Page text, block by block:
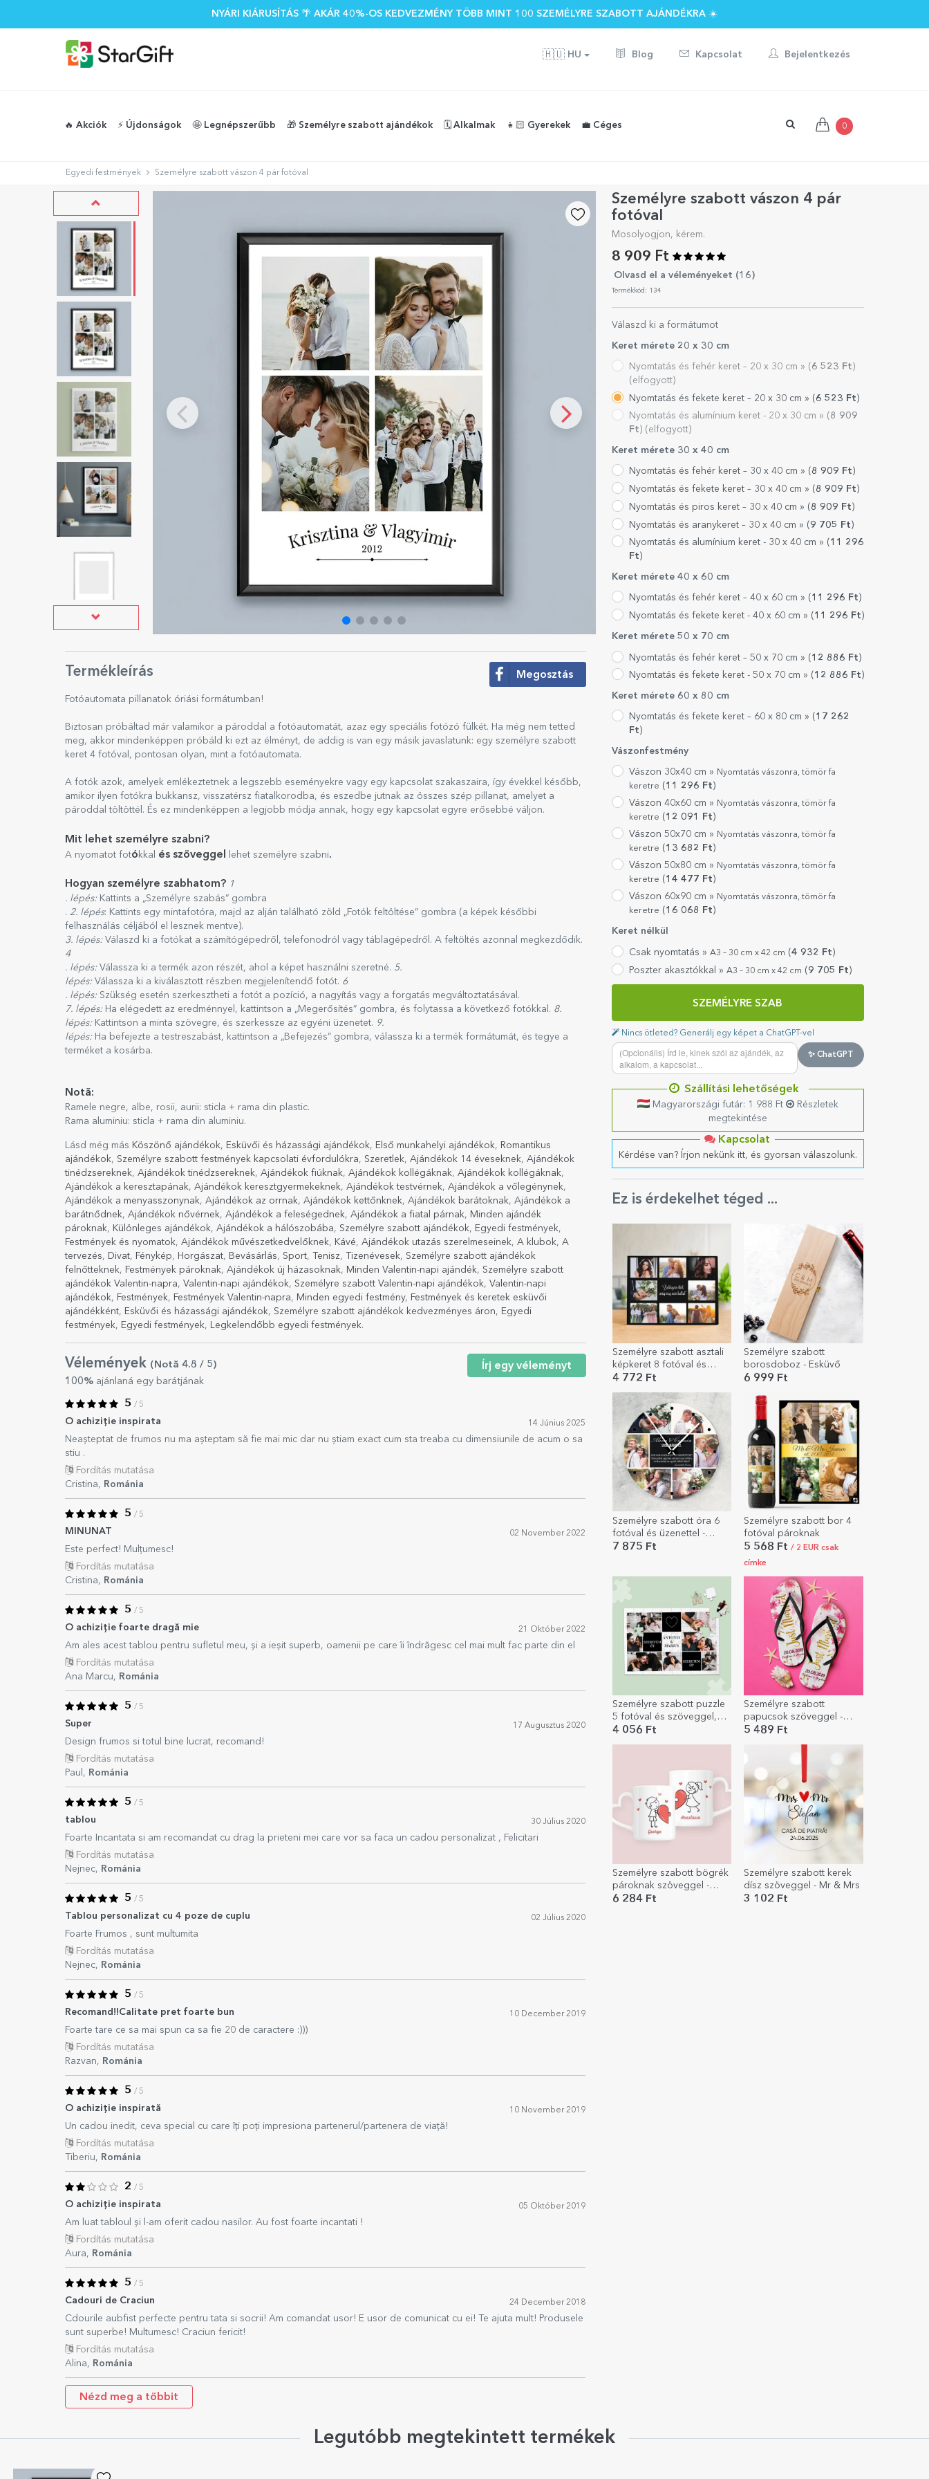
NYÁRI KIÁRUSÍTÁS 🌴 AKÁR 40%-OS KEDVEZMÉNY TÖBB MINT 100 SZEMÉLYRE SZABOTT AJÁNDÉKRA ☀️
🇭🇺 HU Blog Kapcsolat Bejelentkezés
🔥 Akciók ⚡️ Újdonságok 🤩 Legnépszerűbb 🎁 Személyre szabott ajándékok 🗓️ Alkalmak 👧🏻 Gyerekek 💼 Céges 0
Egyedi festmények Személyre szabott vászon 4 pár fotóval
Személyre szabott vászon 4 pár
fotóval
Mosolyogjon, kérem.
8 909 Ft
Olvasd el a véleményeket (16 )
Termékkód: 134
Válaszd ki a formátumot
Keret mérete 20 x 30 cm
Nyomtatás és fehér keret – 20 x 30 cm » ( 6 523 Ft )
(elfogyott)
Nyomtatás és fekete keret – 20 x 30 cm » (6 523 Ft)
Nyomtatás és alumínium keret - 20 x 30 cm » (8 909
Ft) (elfogyott)
Keret mérete 30 x 40 cm
Nyomtatás és fehér keret – 30 x 40 cm » ( 8 909 Ft )
Nyomtatás és fekete keret – 30 x 40 cm » ( 8 909 Ft )
Nyomtatás és piros keret – 30 x 40 cm » (8 909 Ft)
Nyomtatás és aranykeret – 30 x 40 cm » (9 705 Ft)
Nyomtatás és alumínium keret - 30 x 40 cm » (11 296
Ft)
Keret mérete 40 x 60 cm
Nyomtatás és fehér keret – 40 x 60 cm » ( 11 296 Ft )
Nyomtatás és fekete keret - 40 x 60 cm » ( 11 296 Ft )
Keret mérete 50 x 70 cm
Nyomtatás és fehér keret – 50 x 70 cm » (12 886 Ft)
Nyomtatás és fekete keret - 50 x 70 cm » ( 12 886 Ft )
Keret mérete 60 x 80 cm
Nyomtatás és fekete keret – 60 x 80 cm » ( 17 262
Ft )
Vászonfestmény
Vászon 30x40 cm » Nyomtatás vászonra, tömör fa
keretre ( 11 296 Ft )
Vászon 40x60 cm » Nyomtatás vászonra, tömör fa
keretre ( 12 091 Ft )
Vászon 50x70 cm » Nyomtatás vászonra, tömör fa
keretre ( 13 682 Ft )
Vászon 50x80 cm » Nyomtatás vászonra, tömör fa
keretre ( 14 477 Ft )
Vászon 60x90 cm » Nyomtatás vászonra, tömör fa
keretre ( 16 068 Ft )
Keret nélkül
Csak nyomtatás » A3 – 30 cm x 42 cm (4 932 Ft )
Poszter akasztókkal » A3 – 30 cm x 42 cm ( 9 705 Ft )
SZEMÉLYRE SZAB
Nincs ötleted? Generálj egy képet a ChatGPT-vel
✨ ChatGPT
Szállítási lehetőségek
Magyarországi futár: 1 988 Ft
Részletek
megtekintése
Kapcsolat
Kérdése van? Írjon nekünk itt, és gyorsan válaszolunk.
Ez is érdekelhet téged ...
Személyre szabott asztali
képkeret 8 fotóval és
szöveggel – Boldogan
4 772 Ft
Személyre szabott
borosdoboz - Esküvő
6 999 Ft
Személyre szabott óra 6
fotóval és üzenettel -
Pillanatok
7 875 Ft
Személyre szabott bor 4
fotóval pároknak
5 568 Ft/ 2 EUR csak
címke
Személyre szabott puzzle
5 fotóval és szöveggel,
28x19 cm - Mi ketten
4 056 Ft
Személyre szabott
papucsok szöveggel -
Just Married
5 489 Ft
Személyre szabott bögrék
pároknak szöveggel -
Szerelem
6 284 Ft
Személyre szabott kerek
dísz szöveggel - Mr & Mrs
3 102 Ft
Termékleírás Megosztás
Fotóautomata pillanatok óriási formátumban!
Biztosan próbáltad már valamikor a pároddal a fotóautomatát, azaz egy speciális fotózó fülkét. Ha még nem tetted
meg, akkor mindenképpen próbáld ki ezt az élményt, de addig is van egy másik javaslatunk: egy személyre szabott
keret 4 fotóval, pontosan olyan, mint a fotóautomata.
A fotók azok, amelyek emlékeztetnek a legszebb eseményekre vagy egy kapcsolat szakaszaira, így évekkel később,
amikor ilyen fotókra bukkansz, visszatérsz fiatalkorodba, és eszedbe jutnak az összes szép pillanat, amelyet a
pároddal töltöttél. És ez mindenképpen a legjobb módja annak, hogy egy kapcsolat egyre erősebbé váljon.
Mit lehet személyre szabni?
A nyomatot fotó kkal és szöveggel lehet személyre szabni.
Hogyan személyre szabhatom? 1
. lépés: Kattints a „Személyre szabás” gombra
. 2. lépés: Kattints egy mintafotóra, majd az alján található zöld „Fotók feltöltése” gombra (a képek későbbi
felhasználás céljából el lesznek mentve).
3. lépés: Válaszd ki a fotókat a számítógépedről, telefonodról vagy táblagépedről. A feltöltés azonnal megkezdődik.
4
. lépés: Válassza ki a termék azon részét, ahol a képet használni szeretné. 5.
lépés: Válassza ki a kiválasztott részben megjelenítendő fotót. 6
. lépés: Szükség esetén szerkesztheti a fotót a pozíció, a nagyítás vagy a forgatás megváltoztatásával.
7. lépés: Ha elégedett az eredménnyel, kattintson a „Megerősítés” gombra, és folytassa a következő fotókkal. 8.
lépés: Kattintson a minta szövegre, és szerkessze az egyéni üzenetet. 9.
lépés: Ha befejezte a testreszabást, kattintson a „Befejezés” gombra, válassza ki a termék formátumát, és tegye a
terméket a kosárba.
Notă:
Ramele negre, albe, rosii, aurii: sticla + rama din plastic.
Rama aluminiu: sticla + rama din aluminiu.
Lásd még más Köszönő ajándékok, Esküvői és házassági ajándékok, Első munkahelyi ajándékok, Romantikus
ajándékok, Személyre szabott festmények kapcsolati évfordulókra, Szeretlek, Ajándékok 14 éveseknek, Ajándékok
tinédzsereknek, Ajándékok tinédzsereknek, Ajándékok fiúknak, Ajándékok kollégáknak, Ajándékok kollégáknak,
Ajándékok a keresztapának, Ajándékok keresztgyermekeknek, Ajándékok testvérnek, Ajándékok a vőlegénynek,
Ajándékok a menyasszonynak, Ajándékok az orrnak, Ajándékok kettőnknek, Ajándékok barátoknak, Ajándékok a
barátnődnek, Ajándékok nővérnek, Ajándékok a feleségednek, Ajándékok a fiatal párnak, Minden ajándék
pároknak, Különleges ajándékok, Ajándékok a hálószobába, Személyre szabott ajándékok, Egyedi festmények,
Festmények és nyomatok, Ajándékok művészetkedvelőknek, Kávé, Ajándékok utazás szerelmeseinek, A klubok, A
tervezés, Divat, Fénykép, Horgászat, Bevásárlás, Sport, Tenisz, Tizenévesek, Személyre szabott ajándékok
felnőtteknek, Festmények pároknak, Ajándékok új házasoknak, Minden Valentin-napi ajándék, Személyre szabott
ajándékok Valentin-napra, Valentin-napi ajándékok, Személyre szabott Valentin-napi ajándékok, Valentin-napi
ajándékok, Festmények, Festmények Valentin-napra, Minden egyedi festmény, Festmények és keretek esküvői
ajándékként, Esküvői és házassági ajándékok, Személyre szabott ajándékok kedvezményes áron, Egyedi
festmények, Egyedi festmények, Legkelendőbb egyedi festmények.
Vélemények (Notă 4.8 / 5)
100% ajánlaná egy barátjának
Írj egy véleményt
5 / 5
O achiziție inspirata 14 Június 2025
Neașteptat de frumos nu ma așteptam să fie mai mic dar nu știam exact cum sta treaba cu dimensiunile de acum o sa
stiu .
Fordítás mutatása
Cristina, Románia
5 / 5
MINUNAT 02 November 2022
Este perfect! Mulțumesc!
Fordítás mutatása
Cristina, Románia
5 / 5
O achiziție foarte dragă mie 21 Október 2022
Am ales acest tablou pentru sufletul meu, și a ieșit superb, oamenii pe care îi îndrăgesc cel mai mult fac parte din el
Fordítás mutatása
Ana Marcu, Románia
5 / 5
Super 17 Augusztus 2020
Design frumos si totul bine lucrat, recomand!
Fordítás mutatása
Paul, Románia
5 / 5
tablou 30 Július 2020
Foarte Incantata si am recomandat cu drag la prieteni mei care vor sa faca un cadou personalizat , Felicitari
Fordítás mutatása
Nejnec, Románia
5 / 5
Tablou personalizat cu 4 poze de cuplu 02 Július 2020
Foarte Frumos , sunt multumita
Fordítás mutatása
Nejnec, Románia
5 / 5
Recomand!!Calitate pret foarte bun 10 December 2019
Foarte tare ce sa mai spun ca sa fie 20 de caractere :)))
Fordítás mutatása
Razvan, Románia
5 / 5
O achiziție inspirată 10 November 2019
Un cadou inedit, ceva special cu care îți poți impresiona partenerul/partenera de viață!
Fordítás mutatása
Tiberiu, Románia
2 / 5
O achiziție inspirata 05 Október 2019
Am luat tabloul și l-am oferit cadou nasilor. Au fost foarte incantati !
Fordítás mutatása
Aura, Románia
5 / 5
Cadouri de Craciun 24 December 2018
Cdourile aubfist perfecte pentru tata si socrii! Am comandat usor! E usor de comunicat cu ei! Te ajuta mult! Produsele
sunt superbe! Multumesc! Craciun fericit!
Fordítás mutatása
Alina, Románia
Nézd meg a többit
Legutóbb megtekintett termékek